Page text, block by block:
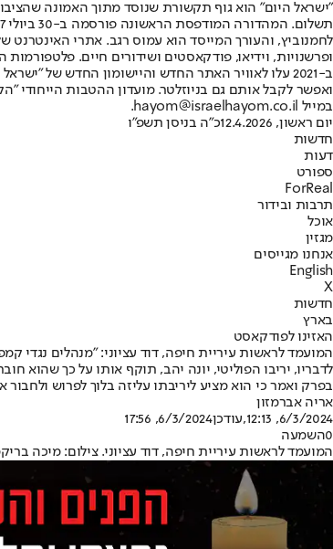
"ישראל היום" הוא גוף תקשורת שנוסד מתוך האמונה
ופרשנויות, וידיאו, פודקאסטים ושידורים חיים. פלטפורמות
ב-2021 עלו לאוויר האתר החדש והיישומון החדש של
ואפשר לקבל אותם גם בניוזלטר. מועדון ההטבות הייחודי
במייל hayom@israelhayom.co.il.
יום ראשון, 12.4.2026
כ"ה בניסן תשפ"ו
חדשות
דעות
ספורט
ForReal
תרבות ובידור
אוכל
מגזין
אנחנו מגייסים
English
X
חדשות
בארץ
האזינו לפודקאסט
המועמד לראשות עיריית חיפה, דוד עציוני: "מנהלים נגדי
לדבריו, יריבו הפוליטי, יונה יהב, תוקף אותו על כך
בפרק ואמר כי הוא מציע ליריבתו עליזה בלוך לפרוש ולחבור
אריה אברמזון
6/3/2024, 12:13
,עודכן6/3/2024, 17:56
0השמעה
המועמד לראשות עיריית חיפה, דוד עציוני. צילום: מיכה